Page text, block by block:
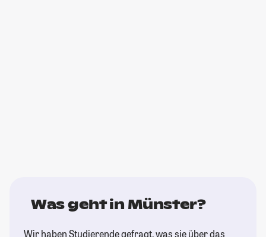
Was geht in Münster?
Wir haben Studierende gefragt, was sie über das